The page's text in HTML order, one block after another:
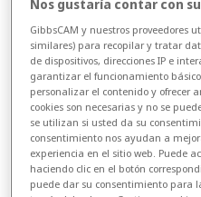
Calcula todo el
obtener trayectorias
suaves y sin
ángulos óptimos de
automática, sin
superficies ni de
Nos gustaría contar con
GibbsCAM y nuestros proveedores
similares) para recopilar y tratar
de dispositivos, direcciones IP e
garantizar el funcionamiento
personalizar el contenido y ofrecer
cookies son necesarias y no se
se utilizan si usted da su
consentimiento nos ayudan a
experiencia en el sitio web. Puede
haciendo clic en el botón
puede dar su consentimiento para